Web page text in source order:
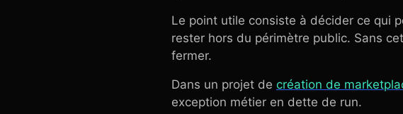
Le point utile consiste à décider ce qui
rester hors du périmètre public. Sans
fermer.
Dans un projet de création de
exception métier en dette de run.